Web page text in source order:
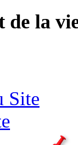
de la
Site